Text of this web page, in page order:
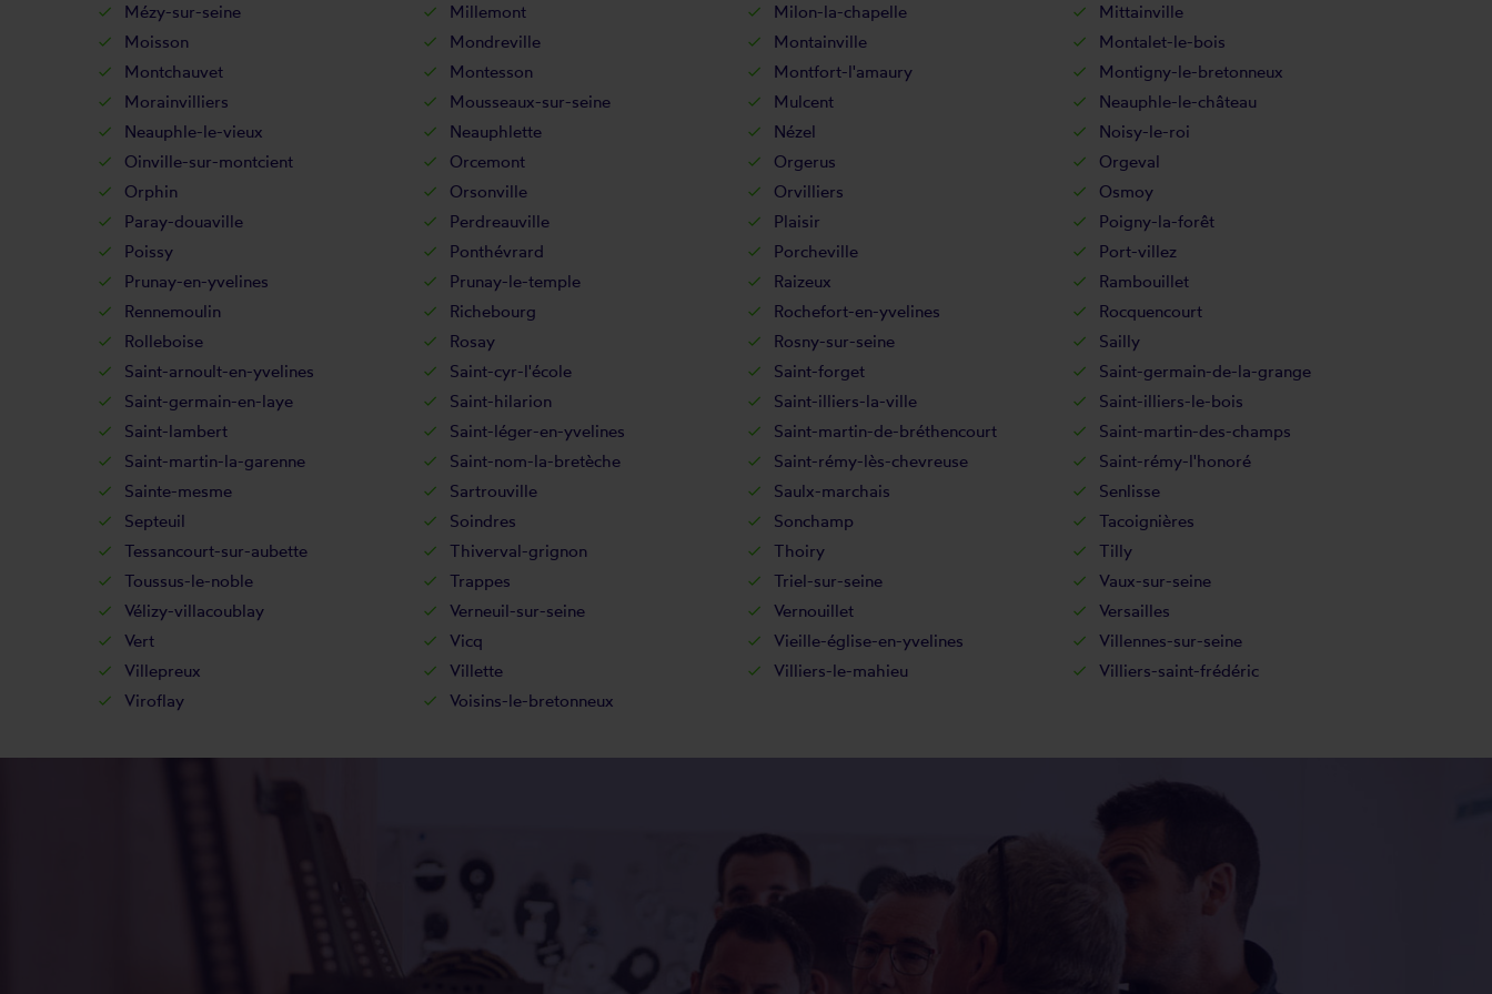
Mézy-sur-seine
Millemont Milon-la-chapelle
Mittainville
Moisson
Mondreville Montainville
Montalet-le-bois
Montchauvet
Montesson Montfort-l'amaury
Montigny-le-bretonneux
Morainvilliers
Mousseaux-sur-seine Mulcent
Neauphle-le-château
Neauphle-le-vieux
Neauphlette Nézel
Noisy-le-roi
Oinville-sur-montcient
Orcemont Orgerus
Orgeval
Orphin
Orsonville Orvilliers
Osmoy
Paray-douaville
Perdreauville Plaisir
Poigny-la-forêt
Poissy
Ponthévrard Porcheville
Port-villez
Prunay-en-yvelines
Prunay-le-temple Raizeux
Rambouillet
Rennemoulin
Richebourg Rochefort-en-yvelines
Rocquencourt
Rolleboise
Rosay Rosny-sur-seine
Sailly
Saint-arnoult-en-yvelines
Saint-cyr-l'école Saint-forget
Saint-germain-de-la-grange
Saint-germain-en-laye
Saint-hilarion Saint-illiers-la-ville
Saint-illiers-le-bois
Saint-lambert
Saint-léger-en-yvelines Saint-martin-de-bréthencourt
Saint-martin-des-champs
Saint-martin-la-garenne
Saint-nom-la-bretèche Saint-rémy-lès-chevreuse
Saint-rémy-l'honoré
Sainte-mesme
Sartrouville Saulx-marchais
Senlisse
Septeuil
Soindres Sonchamp
Tacoignières
Tessancourt-sur-aubette
Thiverval-grignon Thoiry
Tilly
Toussus-le-noble
Trappes Triel-sur-seine
Vaux-sur-seine
Vélizy-villacoublay
Verneuil-sur-seine Vernouillet
Versailles
Vert
Vicq Vieille-église-en-yvelines
Villennes-sur-seine
Villepreux
Villette Villiers-le-mahieu
Villiers-saint-frédéric
Viroflay
Voisins-le-bretonneux